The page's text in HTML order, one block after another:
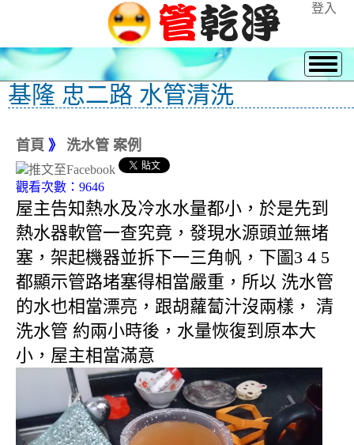
登入
基隆 忠二路 水管清洗
首頁 》 洗水管 案例
觀看次數：9646
屋主告知熱水及冷水水量都小，於是先到
熱水器軟管一查究竟，發現水源頭並無堵
塞，架起機器並拆下一三角帆，下圖3 4 5
都顯示管路堵塞得相當嚴重，所以 洗水管
的水也相當漂亮，跟胡蘿蔔汁沒兩樣， 清
洗水管 約兩小時後，水量恢復到原本大
小，屋主相當滿意